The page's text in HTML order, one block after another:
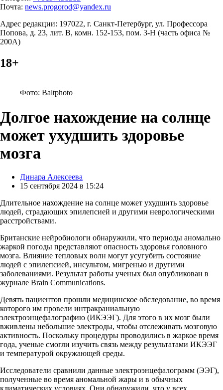
Почта: news.progorod@yandex.ru
Адрес редакции: 197022, г. Санкт-Петербург, ул. Профессора
Попова, д. 23, лит. В, комн. 152-153, пом. 3-Н (часть офиса №
200А)
18+
Фото: Baltphoto
Долгое нахождение на солнце
может ухудшить здоровье
мозга
Posted
by
Динара Алексеева
15 сентября 2024 в 15:24
Длительное нахождение на солнце может ухудшить здоровье
людей, страдающих эпилепсией и другими неврологическими
расстройствами.
Британские нейробиологи обнаружили, что периоды аномально
жаркой погоды представляют опасность здоровья головного
мозга. Влияние тепловых волн могут усугубить состояние
людей с эпилепсией, инсультом, мигренью и другими
заболеваниями. Результат работы ученых был опубликован в
журнале Brain Communications.
Девять пациентов прошли медицинское обследование, во время
которого им провели интракраниальную
электроэнцефалографию (ИКЭЭГ). Для этого в их мозг были
вживлены небольшие электроды, чтобы отслеживать мозговую
активность. Поскольку процедуры проводились в жаркое время
года, ученые смогли изучить связь между результатами ИКЭЭГ
и температурой окружающей среды.
Исследователи сравнили данные электроэнцефалограмм (ЭЭГ),
полученные во время аномальной жары и в обычных